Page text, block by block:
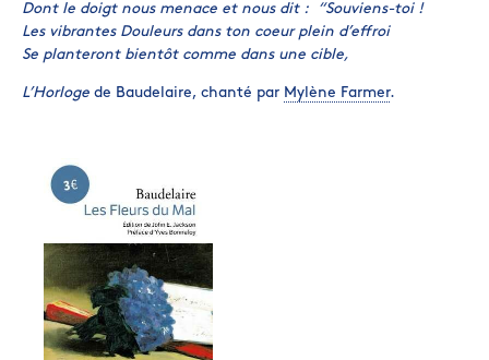
Dont le doigt nous menace et nous dit : “Souviens-toi !
Les vibrantes Douleurs dans ton coeur plein d’effroi
Se planteront bientôt comme dans une cible,
L’Horloge de Baudelaire, chanté par Mylène Farmer.